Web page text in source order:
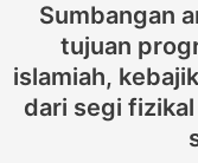
Sumbangan
tujuan
islamiah,
dari segi